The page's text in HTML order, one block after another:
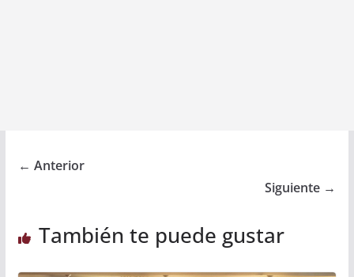
← Anterior
Siguiente →
También te puede gustar